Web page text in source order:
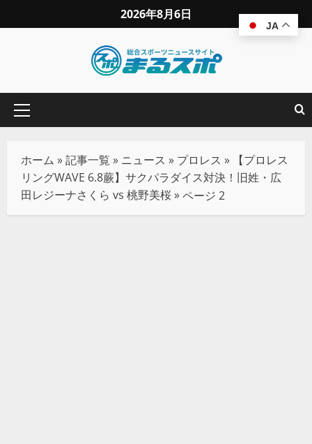
2026年8月6日
ホーム »記事一覧 » ニュース » プロレス »
【プロレス
リングWAVE 6.8蕨】サクパラダイス対決！旧姓・広
田レジーナさくら vs 桃野美桜»ページ 2
JA